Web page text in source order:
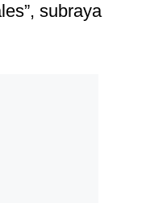
subraya